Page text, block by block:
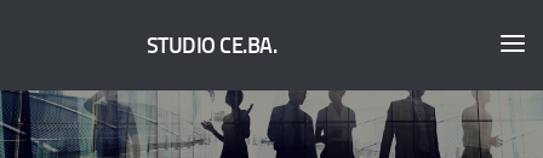
STUDIO CE.BA.